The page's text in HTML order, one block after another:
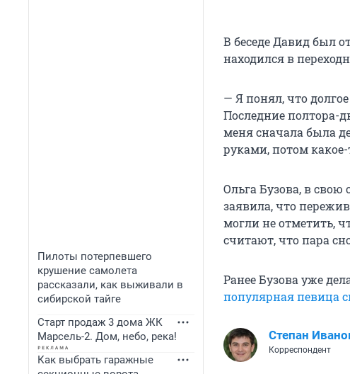
Пилоты потерпевшего
крушение самолета
рассказали, как выживали в
сибирской тайге
Старт продаж 3 дома ЖК
Марсель-2. Дом, небо, река!
Как выбрать гаражные
В беседе Давид был
находился в
— Я понял, что
Последние полтора-
меня сначала была
руками, потом
Ольга Бузова, в
заявила, что
могли не отметить,
считают, что пара
Ранее Бузова уже
популярная певица
Степан
Корреспондент